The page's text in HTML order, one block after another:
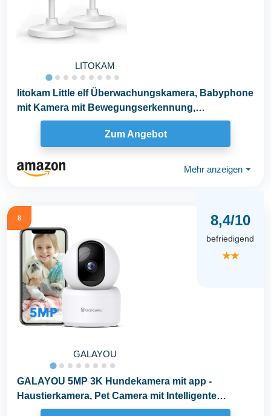
LITOKAM
litokam Little elf Überwachungskamera, Babyphone
mit Kamera mit Bewegungserkennung,
Nachtsicht...
Zum Angebot
Mehr anzeigen ⏷
8
GALAYOU
8,4/10
befriedigend
★★
GALAYOU 5MP 3K Hundekamera mit app -
Haustierkamera, Pet Camera mit Intelligente
Verfolgung...